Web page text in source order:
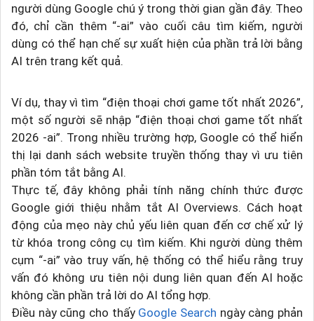
người dùng Google chú ý trong thời gian gần đây. Theo
đó, chỉ cần thêm “-ai” vào cuối câu tìm kiếm, người
dùng có thể hạn chế sự xuất hiện của phần trả lời bằng
AI trên trang kết quả.
Ví dụ, thay vì tìm “điện thoại chơi game tốt nhất 2026”,
một số người sẽ nhập “điện thoại chơi game tốt nhất
2026 -ai”. Trong nhiều trường hợp, Google có thể hiển
thị lại danh sách website truyền thống thay vì ưu tiên
phần tóm tắt bằng AI.
Thực tế, đây không phải tính năng chính thức được
Google giới thiệu nhằm tắt AI Overviews. Cách hoạt
động của mẹo này chủ yếu liên quan đến cơ chế xử lý
từ khóa trong công cụ tìm kiếm. Khi người dùng thêm
cụm “-ai” vào truy vấn, hệ thống có thể hiểu rằng truy
vấn đó không ưu tiên nội dung liên quan đến AI hoặc
không cần phần trả lời do AI tổng hợp.
Điều này cũng cho thấy Google Search ngày càng phản